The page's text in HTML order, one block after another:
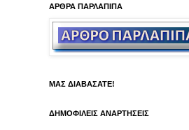
ΑΡΘΡΑ ΠΑΡΛΑΠΙΠΑ
ΜΑΣ ΔΙΑΒΑΣΑΤΕ!
ΔΗΜΟΦΙΛΕΙΣ ΑΝΑΡΤΗΣΕΙΣ